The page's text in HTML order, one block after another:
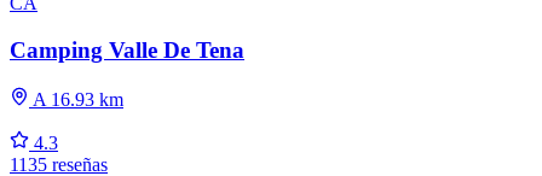
Camping Valle De Tena
A 16.93 km
4.3
1135 reseñas